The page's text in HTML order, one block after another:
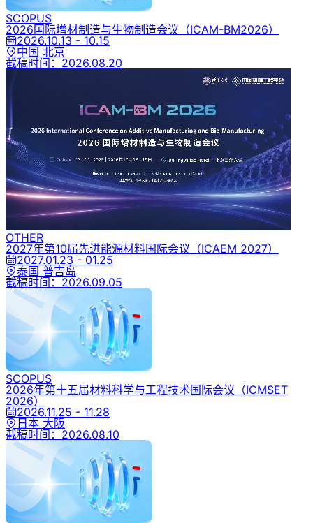
SCOPUS
2026国际增材制造与生物制造会议 （ICAM-BM2026）
2026.10.13 - 10.15
中国 北京
截稿时间： 2026.08.20
OTHER
2027年第10届先进能源材料国际会议 （ICAEM 2027）
2027.01.23 - 01.25
泰国 普吉岛
截稿时间： 2026.09.05
SCOPUS
2026年第十五届材料科学与工程技术国际会议 （ICMSET
2026）
2026.11.25 - 11.28
日本 大阪
截稿时间： 2026.08.10